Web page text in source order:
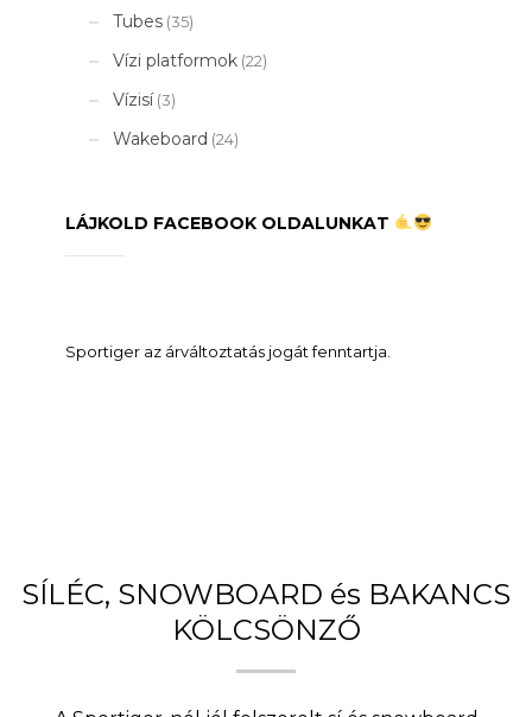
Tubes (35)
Vízi platformok (22)
Vízisí (3)
Wakeboard (24)
LÁJKOLD FACEBOOK OLDALUNKAT
Sportiger az árváltoztatás jogát fenntartja.
SÍLÉC, SNOWBOARD és BAKANCS
KÖLCSÖNZŐ